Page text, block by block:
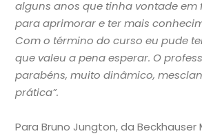
alguns anos que tinha vontade em
para aprimorar e ter mais
Com o término do curso eu pude
que valeu a pena esperar. O
parabéns, muito dinâmico,
prática”.
Para Bruno Jungton, da Beckhauser